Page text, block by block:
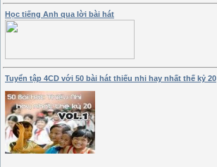
Học tiếng Anh qua lời bài hát
Tuyển tập 4CD với 50 bài hát thiếu nhi hay nhất thế kỷ 20